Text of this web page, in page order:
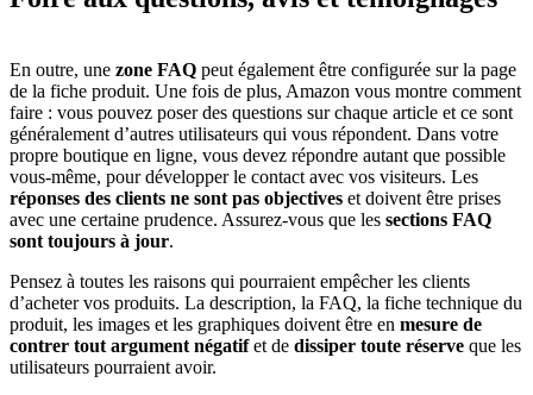
En outre, une zone FAQ peut également être configurée sur la page
de la fiche produit. Une fois de plus, Amazon vous montre comment
faire : vous pouvez poser des questions sur chaque article et ce sont
généralement d’autres utilisateurs qui vous répondent. Dans votre
propre boutique en ligne, vous devez répondre autant que possible
vous-même, pour développer le contact avec vos visiteurs. Les
réponses des clients ne sont pas objectives et doivent être prises
avec une certaine prudence. Assurez-vous que les sections FAQ
sont toujours à jour.
Pensez à toutes les raisons qui pourraient empêcher les clients
d’acheter vos produits. La description, la FAQ, la fiche technique du
produit, les images et les graphiques doivent être en mesure de
contrer tout argument négatifet de dissiper toute réserve que les
utilisateurs pourraient avoir.